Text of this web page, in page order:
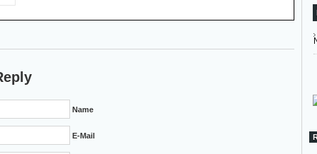
Name
E-Mail